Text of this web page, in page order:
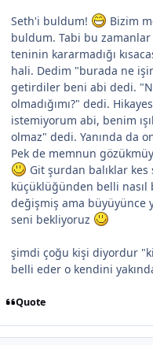
Seth'i buldum!
Bizim
buldum. Tabi bu
teninin kararmadığı
hali. Dedim "burada ne
getirdiler beni abi dedi.
olmadığımı?" dedi.
istemiyorum abi, benim
olmaz" dedi. Yanında da
Pek de memnun
Git şurdan balıklar
küçüklüğünden belli nasıl
değişmiş ama büyüyünce
seni bekliyoruz
şimdi çoğu kişi diyordur
belli eder o kendini
Quote